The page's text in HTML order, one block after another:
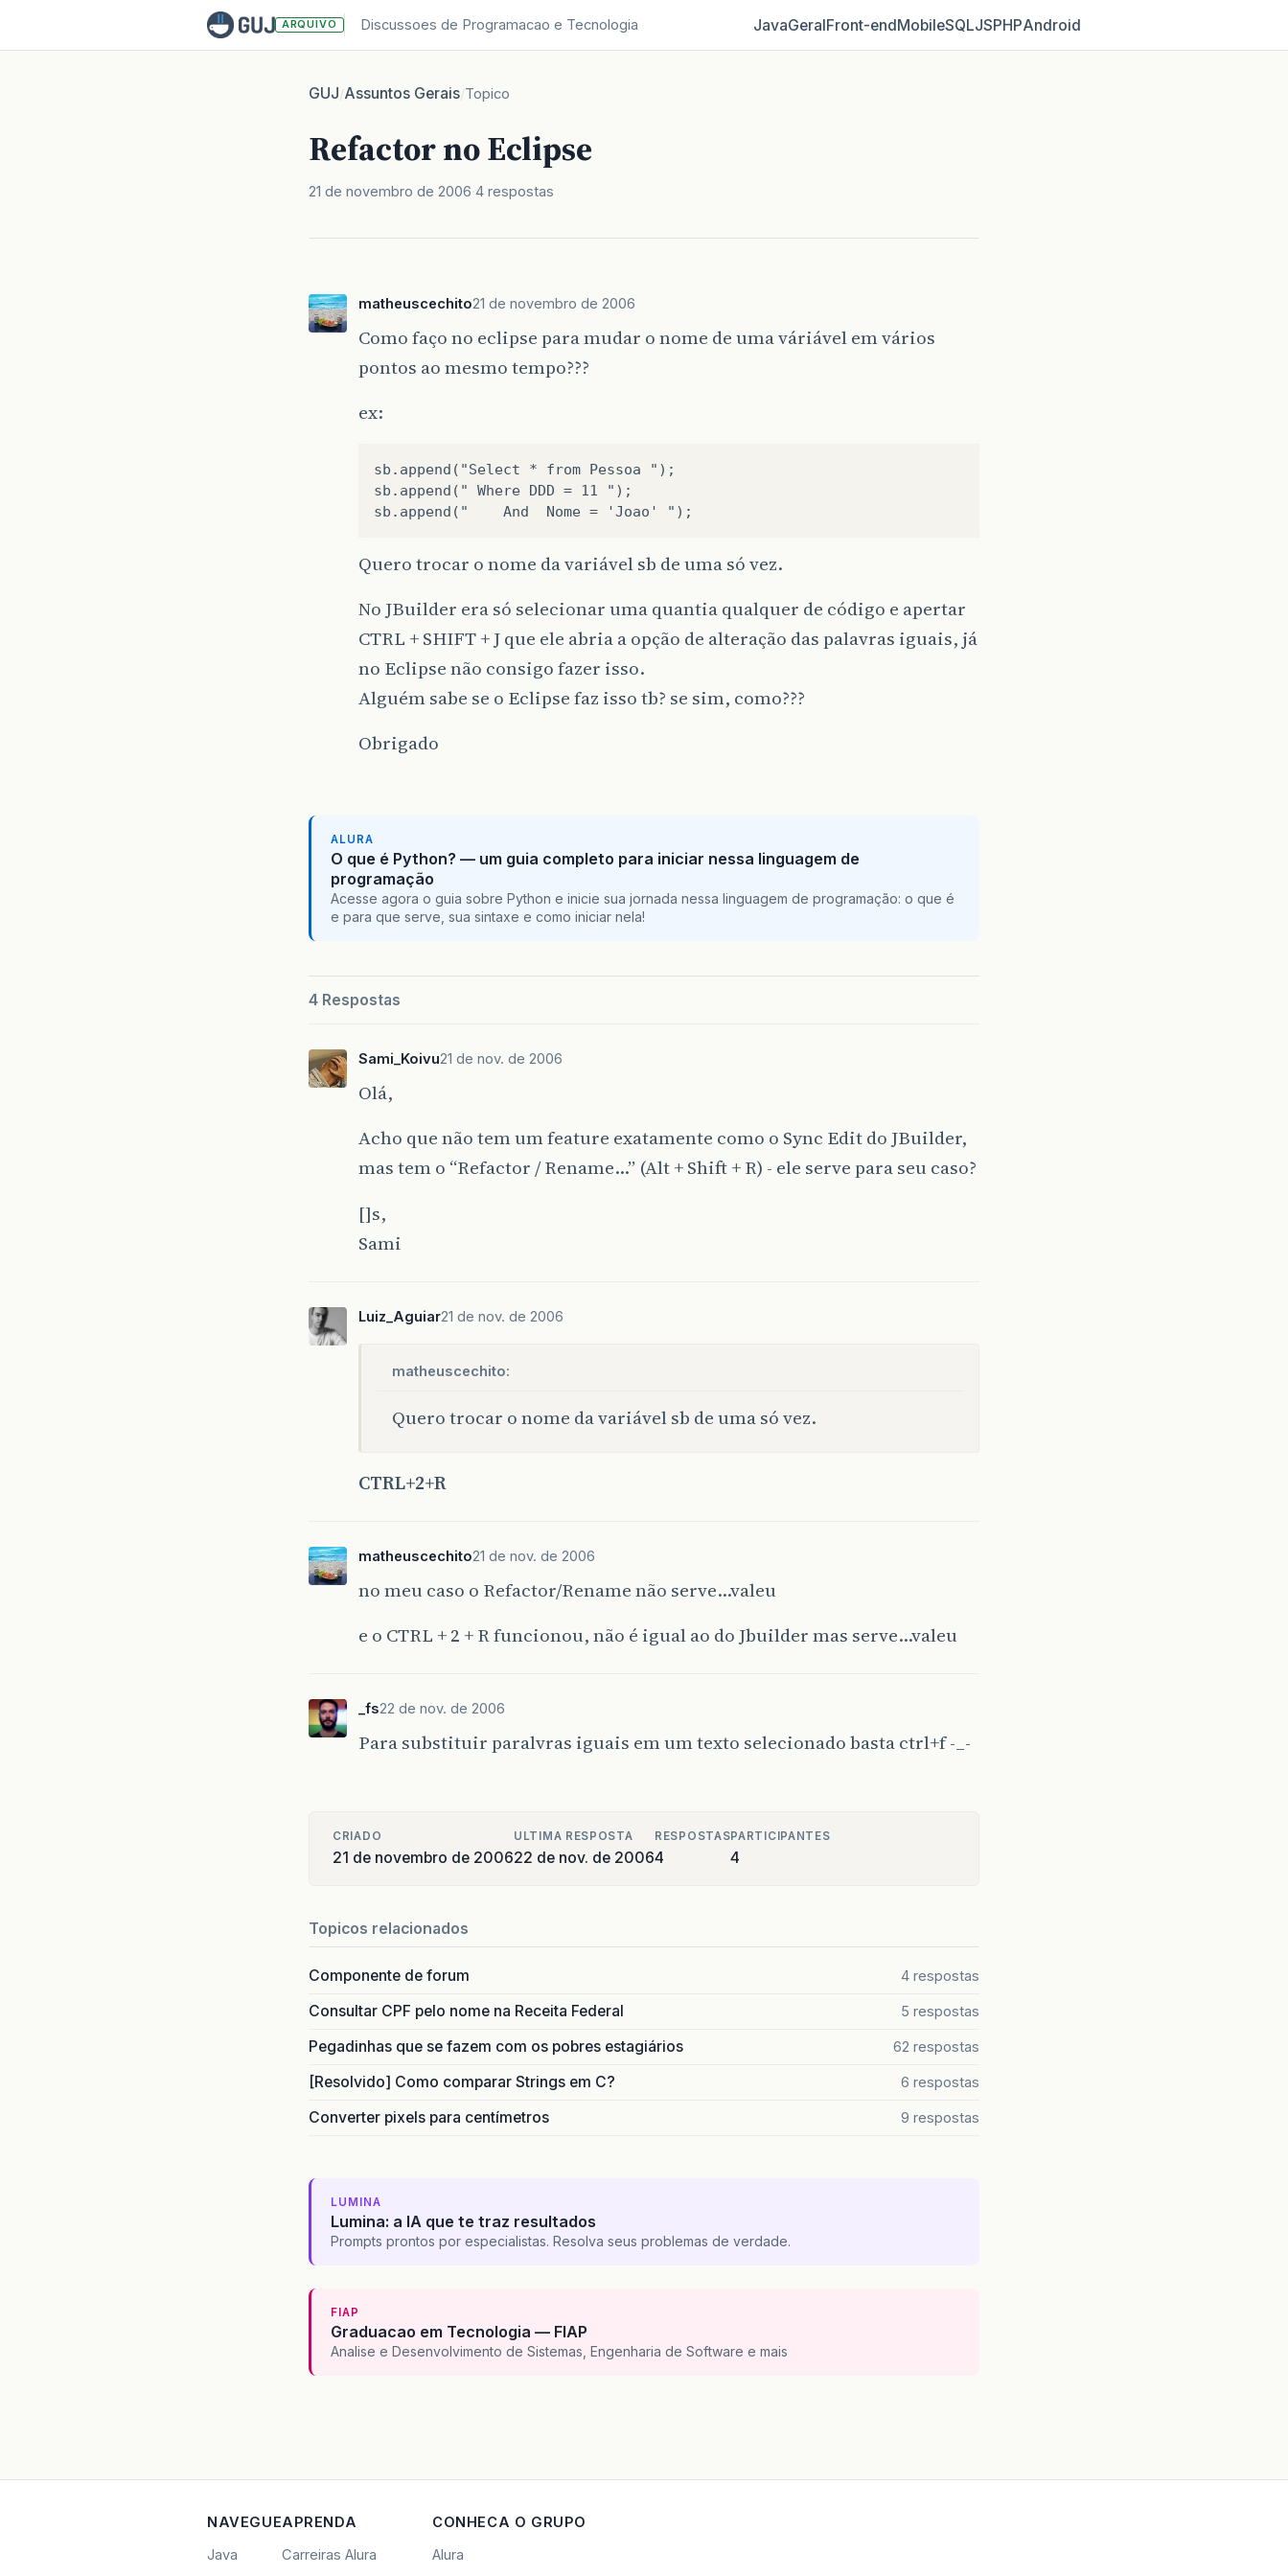
ARQUIVO Discussoes de Programacao e Tecnologia JavaGeralFront‑endMobileSQLJSPHPAndroid
GUJ/Assuntos Gerais/Topico
Refactor no Eclipse
21 de novembro de 2006 4 respostas
matheuscechito21 de novembro de 2006
Como faço no eclipse para mudar o nome de uma váriável em vários
pontos ao mesmo tempo???
ex:
sb.append("Select * from Pessoa ");
sb.append(" Where DDD = 11 ");
Quero trocar o nome da variável sb de uma só vez.
No JBuilder era só selecionar uma quantia qualquer de código e apertar
CTRL + SHIFT + J que ele abria a opção de alteração das palavras iguais, já
no Eclipse não consigo fazer isso.
Alguém sabe se o Eclipse faz isso tb? se sim, como???
Obrigado
ALURA
O que é Python? — um guia completo para iniciar nessa linguagem de
programação
Acesse agora o guia sobre Python e inicie sua jornada nessa linguagem de programação: o que é
e para que serve, sua sintaxe e como iniciar nela!
4 Respostas
Sami_Koivu21 de nov. de 2006
Olá,
Acho que não tem um feature exatamente como o Sync Edit do JBuilder,
mas tem o “Refactor / Rename…” (Alt + Shift + R) - ele serve para seu caso?
[]s,
Sami
Luiz_Aguiar21 de nov. de 2006
matheuscechito:
Quero trocar o nome da variável sb de uma só vez.
CTRL+2+R
matheuscechito21 de nov. de 2006
no meu caso o Refactor/Rename não serve…valeu
e o CTRL + 2 + R funcionou, não é igual ao do Jbuilder mas serve…valeu
_fs22 de nov. de 2006
Para substituir paralvras iguais em um texto selecionado basta ctrl+f -_-
CRIADO
21 de novembro de 2006
ULTIMA RESPOSTA
22 de nov. de 2006
RESPOSTAS
4
PARTICIPANTES
4
Topicos relacionados
Componente de forum 4 respostas
Consultar CPF pelo nome na Receita Federal 5 respostas
Pegadinhas que se fazem com os pobres estagiários 62 respostas
[Resolvido] Como comparar Strings em C? 6 respostas
Converter pixels para centímetros 9 respostas
LUMINA
Lumina: a IA que te traz resultados
Prompts prontos por especialistas. Resolva seus problemas de verdade.
FIAP
Graduacao em Tecnologia — FIAP
Analise e Desenvolvimento de Sistemas, Engenharia de Software e mais
NAVEGUE
Java
APRENDA
Carreiras Alura
CONHECA O GRUPO
Alura